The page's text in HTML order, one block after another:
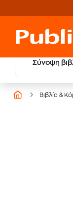
Σύνοψη
Βιβλία &